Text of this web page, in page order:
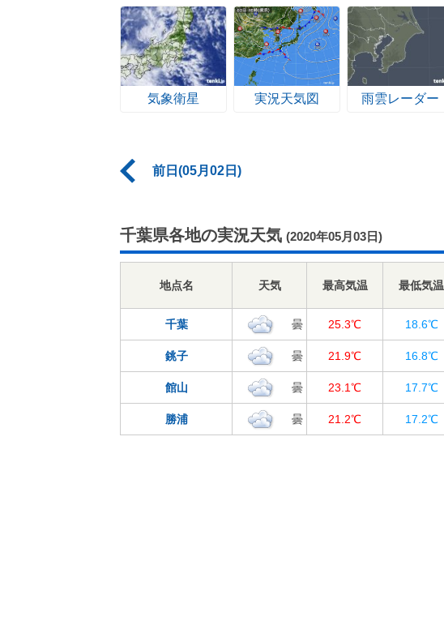
気象衛星 実況天気図 雨雲レーダー
前日(05月02日)
千葉県各地の実況天気 (2020年05月03日)
地点名 天気 最高気温 最低気温
千葉 曇 25.3℃ 18.6℃
銚子 曇 21.9℃ 16.8℃
館山 曇 23.1℃ 17.7℃
勝浦 曇 21.2℃ 17.2℃